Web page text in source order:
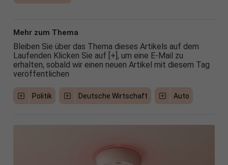
Mehr zum Thema
Bleiben Sie über das Thema dieses Artikels auf dem
Laufenden Klicken Sie auf [+], um eine E-Mail zu
erhalten, sobald wir einen neuen Artikel mit diesem Tag
veröffentlichen
Politik Deutsche Wirtschaft Auto